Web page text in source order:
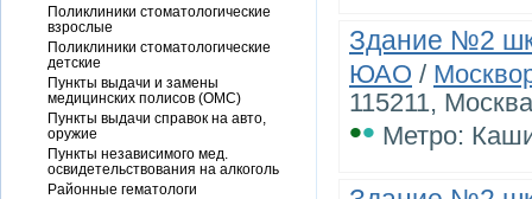
Здание №2
ЮАО /
115211,
•• Метро:
Поликлиники стоматологические
взрослые
Поликлиники стоматологические
детские
Пункты выдачи и замены
медицинских полисов (ОМС)
Пункты выдачи справок на авто,
оружие
Пункты независимого мед.
освидетельствования на алкоголь
Районные гематологи